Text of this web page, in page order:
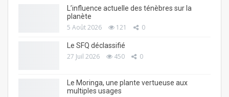
L’influence actuelle des ténèbres sur la
planète
5 Août 2026 121 0
Le SFQ déclassifié
27 Juil 2026 450 0
Le Moringa, une plante vertueuse aux
multiples usages